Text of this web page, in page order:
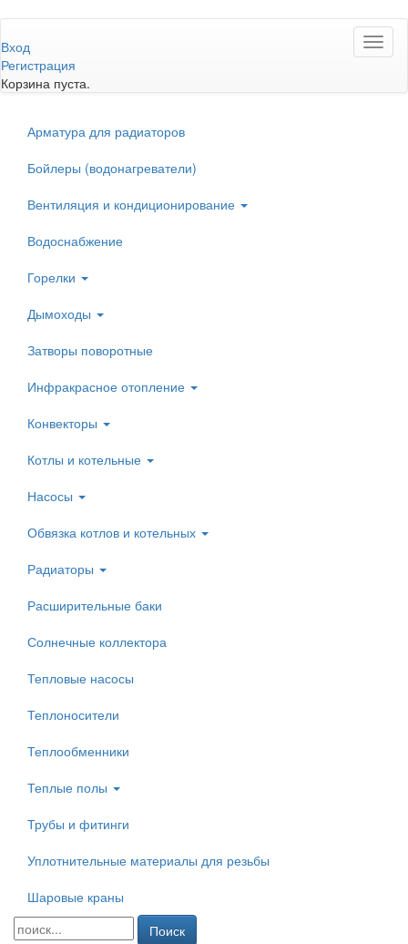
к
основному
содержанию
Вход
Регистрация
Корзина пуста.
Арматура для радиаторов
Бойлеры (водонагреватели)
Вентиляция и кондиционирование
Водоснабжение
Горелки
Дымоходы
Затворы поворотные
Инфракрасное отопление
Конвекторы
Котлы и котельные
Насосы
Обвязка котлов и котельных
Радиаторы
Расширительные баки
Солнечные коллектора
Тепловые насосы
Теплоносители
Теплообменники
Теплые полы
Трубы и фитинги
Уплотнительные материалы для резьбы
Шаровые краны
Поиск